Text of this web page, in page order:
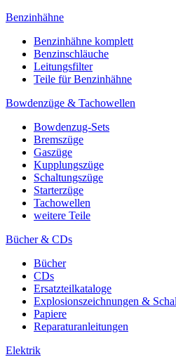
Benzinhähne
Benzinhähne komplett
Benzinschläuche
Leitungsfilter
Teile für Benzinhähne
Bowdenzüge & Tachowellen
Bowdenzug-Sets
Bremszüge
Gaszüge
Kupplungszüge
Schaltungszüge
Starterzüge
Tachowellen
weitere Teile
Bücher & CDs
Bücher
CDs
Ersatzteilkataloge
Explosionszeichnungen &
Papiere
Reparaturanleitungen
Elektrik